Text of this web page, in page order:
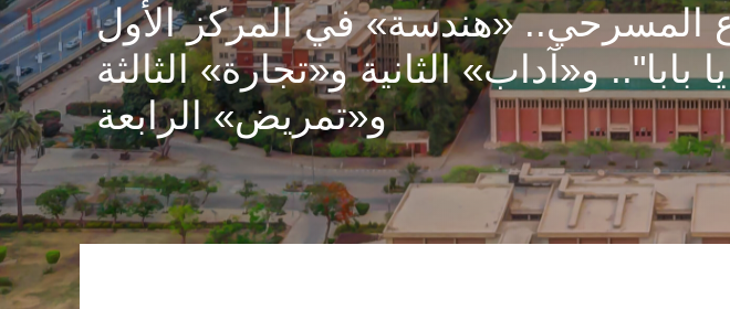
المسرحي.. «هندسة» في المركز الأول
و«آداب» الثانية و«تجارة» الثالثة
و«تمريض» الرابعة